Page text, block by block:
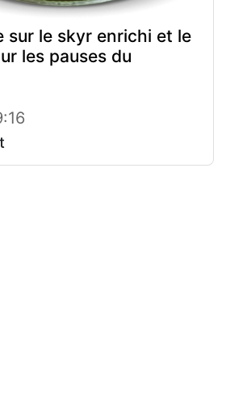
sur le skyr enrichi et le
les pauses du